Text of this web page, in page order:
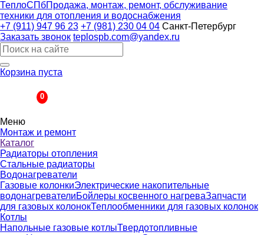
ТеплоСПбПродажа, монтаж, ремонт, обслуживание
техники для отопления и водоснабжения
+7 (911) 947 96 23 +7 (981) 230 04 04 Санкт-Петербург
Заказать звонок teplospb.com@yandex.ru
Корзина пуста
0
Меню
Монтаж и ремонт
Каталог
Радиаторы отопления
Стальные радиаторы
Водонагреватели
Газовые колонкиЭлектрические накопительные
водонагревателиБойлеры косвенного нагреваЗапчасти
для газовых колонокТеплообменники для газовых колонок
Котлы
Напольные газовые котлыТвердотопливные